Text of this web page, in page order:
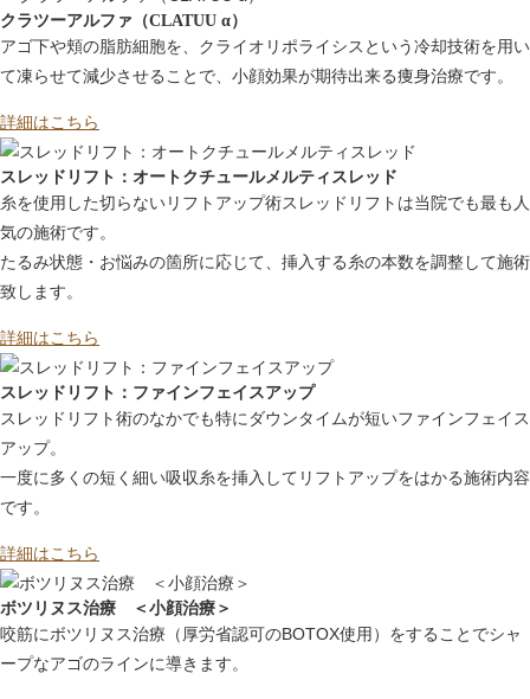
クラツーアルファ（CLATUU α）
アゴ下や頬の脂肪細胞を、クライオリポライシスという冷却技術を用い
て凍らせて減少させることで、小顔効果が期待出来る痩身治療です。
詳細はこちら
スレッドリフト：オートクチュールメルティスレッド
糸を使用した切らないリフトアップ術スレッドリフトは当院でも最も人
気の施術です。
たるみ状態・お悩みの箇所に応じて、挿入する糸の本数を調整して施術
致します。
詳細はこちら
スレッドリフト：ファインフェイスアップ
スレッドリフト術のなかでも特にダウンタイムが短いファインフェイス
アップ。
一度に多くの短く細い吸収糸を挿入してリフトアップをはかる施術内容
です。
詳細はこちら
ボツリヌス治療 ＜小顔治療＞
咬筋にボツリヌス治療（厚労省認可のBOTOX使用）をすることでシャ
ープなアゴのラインに導きます。